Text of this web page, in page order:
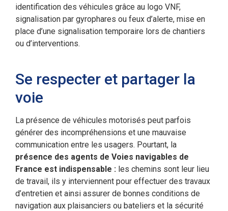
identification des véhicules grâce au logo VNF,
signalisation par gyrophares ou feux d’alerte, mise en
place d’une signalisation temporaire lors de chantiers
ou d’interventions.
Se respecter et partager la
voie
La présence de véhicules motorisés peut parfois
générer des incompréhensions et une mauvaise
communication entre les usagers. Pourtant, la
présence des agents de Voies navigables de
France est indispensable : les chemins sont leur lieu
de travail, ils y interviennent pour effectuer des travaux
d’entretien et ainsi assurer de bonnes conditions de
navigation aux plaisanciers ou bateliers et la sécurité